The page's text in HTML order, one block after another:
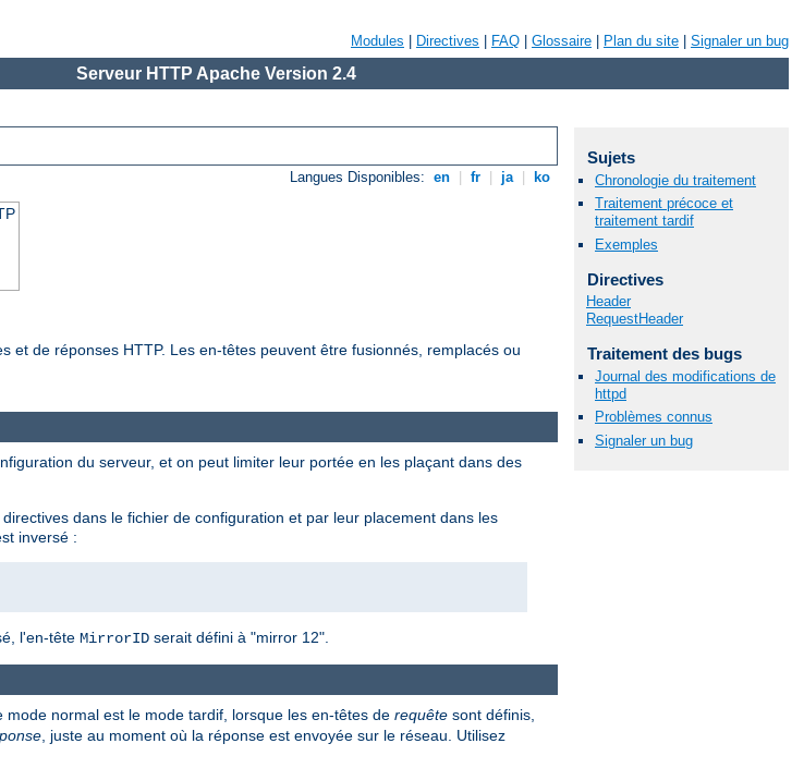
Modules Directives FAQ Glossaire Plan du site Signaler un bug
Serveur HTTP Apache Version 2.4
Langues Disponibles: en fr ja ko
de réponses HTTP. Les en-têtes peuvent être fusionnés, remplacés ou
du serveur, et on peut limiter leur portée en les plaçant dans des
dans le fichier de configuration et par leur placement dans les
inversé :
l'en-tête MirrorID serait défini à "mirror 12".
normal est le mode tardif, lorsque les en-têtes de requête sont définis,
, juste au moment où la réponse est envoyée sur le réseau. Utilisez
Sujets
Chronologie du traitement
Traitement précoce et
traitement tardif
Exemples
Directives
Header
RequestHeader
Traitement des bugs
Journal des modifications de
httpd
Problèmes connus
Signaler un bug